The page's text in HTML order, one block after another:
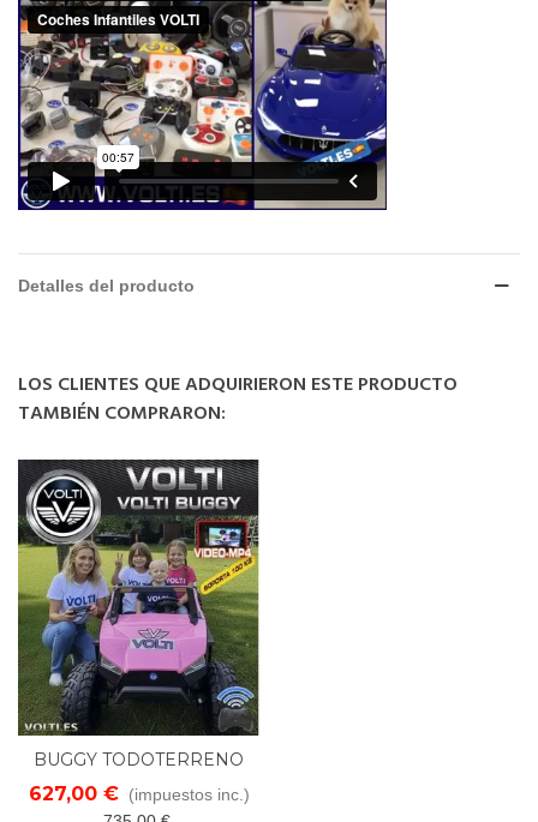
Detalles del producto
LOS CLIENTES QUE ADQUIRIERON ESTE PRODUCTO
TAMBIÉN COMPRARON:
BUGGY TODOTERRENO
24 VOLTIOS 4x4 CON
PANTALLA DE VIDEO
627,00 € (impuestos inc.)